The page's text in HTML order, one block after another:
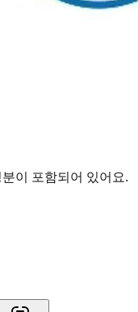
이 포함되어 있어요.